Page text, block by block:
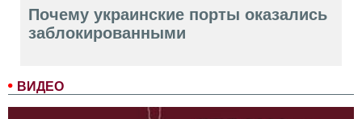
ВИДЕО
Почему украинские порты оказались
заблокированными